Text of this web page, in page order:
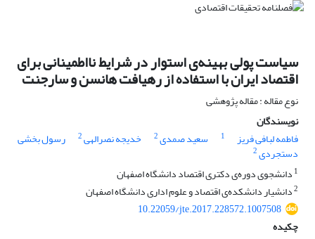
سیاست پولی بهینه‌ی استوار در شرایط نااطمینانی برای
اقتصاد ایران با استفاده از رهیافت هانسن و سارجنت
نوع مقاله : مقاله پژوهشی
نویسندگان
فاطمه لبافی فریز
1 سعید صمدی2 خدیجه نصرالهی2 رسول بخشی
دستجردی2
1 دانشجوی دوره‌ی دکتری اقتصاد دانشگاه اصفهان
2دانشیار دانشکده‌ی اقتصاد و علوم اداری دانشگاه اصفهان
10.22059/jte.2017.228572.1007508
چکیده